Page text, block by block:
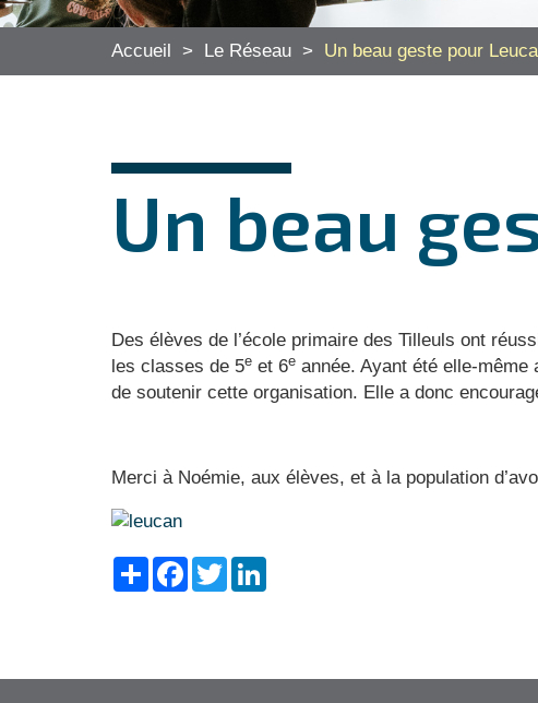
Accueil > Le Réseau > Un beau geste pour
Un beau
Des élèves de l’école primaire des Tilleuls ont
les classes de 5e et 6e année. Ayant été elle-
de soutenir cette organisation. Elle a donc
Merci à Noémie, aux élèves, et à la population
ShareFacebook
Twitter